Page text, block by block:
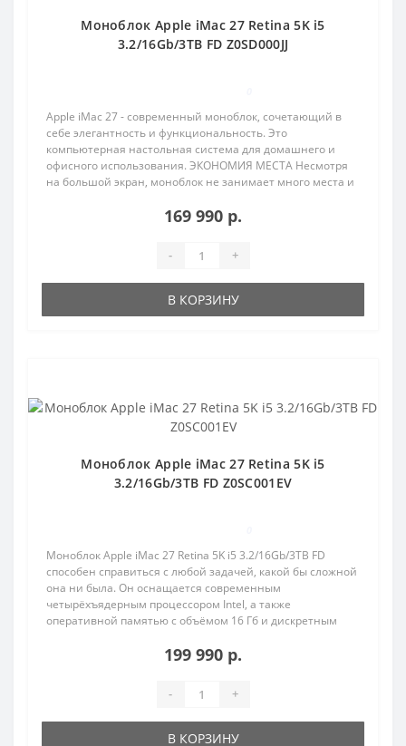
Моноблок Apple iMac 27 Retina 5K i5
3.2/16Gb/3TB FD Z0SD000JJ
Apple iMac 27 - современный моноблок, сочетающий в
себе элегантность и функциональность. Это
компьютерная настольная система для домашнего и
офисного использования. ЭКОНОМИЯ МЕСТА Несмотря
на большой экран, моноблок не занимает много места и
169 990 р.
- +
В КОРЗИНУ
Моноблок Apple iMac 27 Retina 5K i5
3.2/16Gb/3TB FD Z0SC001EV
Моноблок Apple iMac 27 Retina 5K i5 3.2/16Gb/3TB FD
способен справиться с любой задачей, какой бы сложной
она ни была. Он оснащается современным
четырёхъядерным процессором Intel, а также
оперативной памятью с объёмом 16 Гб и дискретным
199 990 р.
- +
В КОРЗИНУ